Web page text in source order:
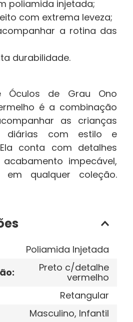
poliamida injetada;
com extrema leveza;
a rotina das
durabilidade.
Óculos de Grau Ono
é a combinação
as crianças
diárias com estilo e
conta com detalhes
impecável,
em qualquer coleção.
Poliamida Injetada
:
Preto c/detalhe
vermelho
Retangular
Masculino, Infantil